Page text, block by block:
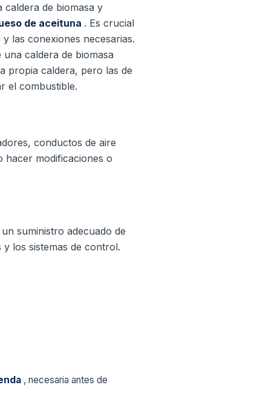
caldera de biomasa y
de aceituna . Es crucial
las conexiones necesarias.
caldera de biomasa
propia caldera, pero las de
el combustible.
conductos de aire
hacer modificaciones o
suministro adecuado de
los sistemas de control.
, necesaria antes de